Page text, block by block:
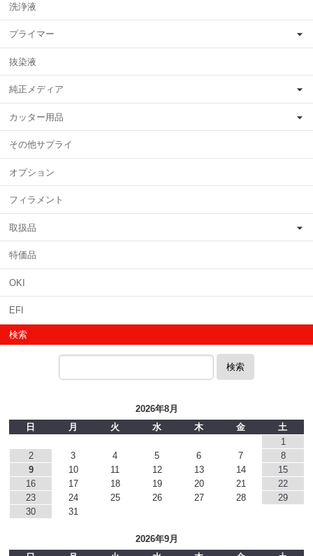
洗浄液
プライマー
抜染液
純正メディア
カッター用品
その他サプライ
オプション
フィラメント
取扱品
特価品
OKI
EFI
検索
検索
2026年8月
日
月 火 水 木 金
土
1
2
3 4 5 6 7
8
9
10 11 12 13 14
15
16
17 18 19 20 21
22
23
24 25 26 27 28
29
30
31
2026年9月